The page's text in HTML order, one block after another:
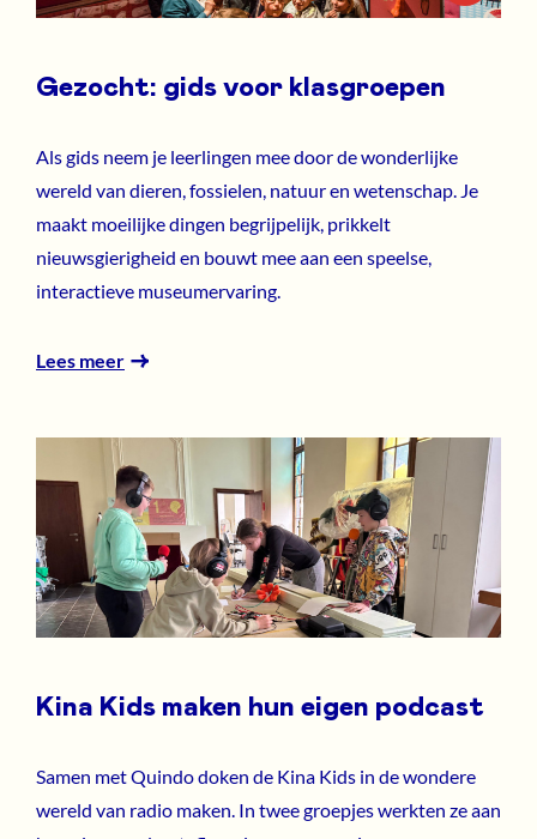
Gezocht: gids voor klasgroepen
Als gids neem je leerlingen mee door de wonderlijke
wereld van dieren, fossielen, natuur en wetenschap. Je
maakt moeilijke dingen begrijpelijk, prikkelt
nieuwsgierigheid en bouwt mee aan een speelse,
interactieve museumervaring.
Lees meer
Kina Kids maken hun eigen podcast
Samen met Quindo doken de Kina Kids in de wondere
wereld van radio maken. In twee groepjes werkten ze aan